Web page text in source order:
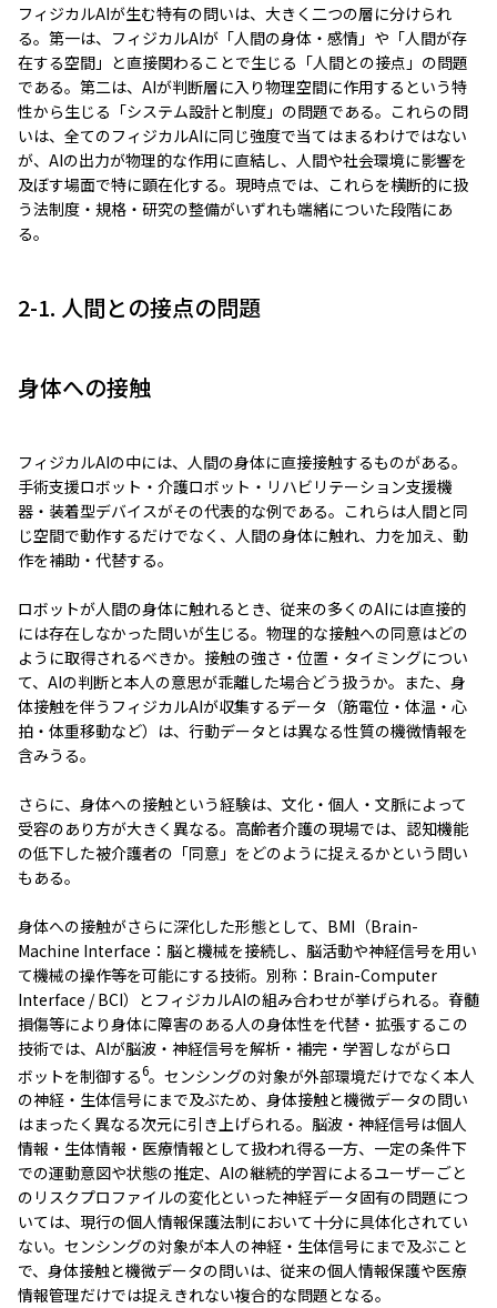
フィジカルAIが生む特有の問いは、大きく二つの層に分けられ
る。第一は、フィジカルAIが「人間の身体・感情」や「人間が存
在する空間」と直接関わることで生じる「人間との接点」の問題
である。第二は、AIが判断層に入り物理空間に作用するという特
性から生じる「システム設計と制度」の問題である。これらの問
いは、全てのフィジカルAIに同じ強度で当てはまるわけではない
が、AIの出力が物理的な作用に直結し、人間や社会環境に影響を
及ぼす場面で特に顕在化する。現時点では、これらを横断的に扱
う法制度・規格・研究の整備がいずれも端緒についた段階にあ
る。
2-1. 人間との接点の問題
身体への接触
フィジカルAIの中には、人間の身体に直接接触するものがある。
手術支援ロボット・介護ロボット・リハビリテーション支援機
器・装着型デバイスがその代表的な例である。これらは人間と同
じ空間で動作するだけでなく、人間の身体に触れ、力を加え、動
作を補助・代替する。
ロボットが人間の身体に触れるとき、従来の多くのAIには直接的
には存在しなかった問いが生じる。物理的な接触への同意はどの
ように取得されるべきか。接触の強さ・位置・タイミングについ
て、AIの判断と本人の意思が乖離した場合どう扱うか。また、身
体接触を伴うフィジカルAIが収集するデータ（筋電位・体温・心
拍・体重移動など）は、行動データとは異なる性質の機微情報を
含みうる。
さらに、身体への接触という経験は、文化・個人・文脈によって
受容のあり方が大きく異なる。高齢者介護の現場では、認知機能
の低下した被介護者の「同意」をどのように捉えるかという問い
もある。
身体への接触がさらに深化した形態として、BMI（Brain-
Machine Interface：脳と機械を接続し、脳活動や神経信号を用い
て機械の操作等を可能にする技術。別称：Brain-Computer
Interface / BCI）とフィジカルAIの組み合わせが挙げられる。脊髄
損傷等により身体に障害のある人の身体性を代替・拡張するこの
技術では、AIが脳波・神経信号を解析・補完・学習しながらロ
ボットを制御する6。センシングの対象が外部環境だけでなく本人
の神経・生体信号にまで及ぶため、身体接触と機微データの問い
はまったく異なる次元に引き上げられる。脳波・神経信号は個人
情報・生体情報・医療情報として扱われ得る一方、一定の条件下
での運動意図や状態の推定、AIの継続的学習によるユーザーごと
のリスクプロファイルの変化といった神経データ固有の問題につ
いては、現行の個人情報保護法制において十分に具体化されてい
ない。センシングの対象が本人の神経・生体信号にまで及ぶこと
で、身体接触と機微データの問いは、従来の個人情報保護や医療
情報管理だけでは捉えきれない複合的な問題となる。